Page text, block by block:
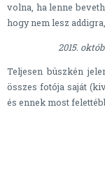
volna, ha lenne
hogy nem lesz
2015.
Teljesen büszkén
összes fotója saját
és ennek most